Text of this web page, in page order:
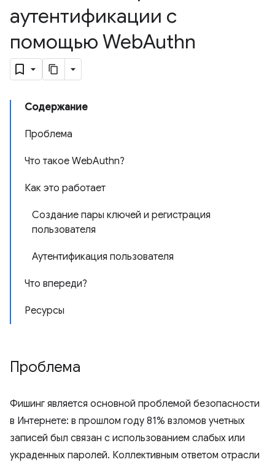
аутентификации с
помощью WebAuthn
Содержание
Проблема
Что такое WebAuthn?
Как это работает
Создание пары ключей и регистрация
пользователя
Аутентификация пользователя
Что впереди?
Ресурсы
Проблема
Фишинг является основной проблемой безопасности
в Интернете: в прошлом году 81% взломов учетных
записей был связан с использованием слабых или
украденных паролей. Коллективным ответом отрасли